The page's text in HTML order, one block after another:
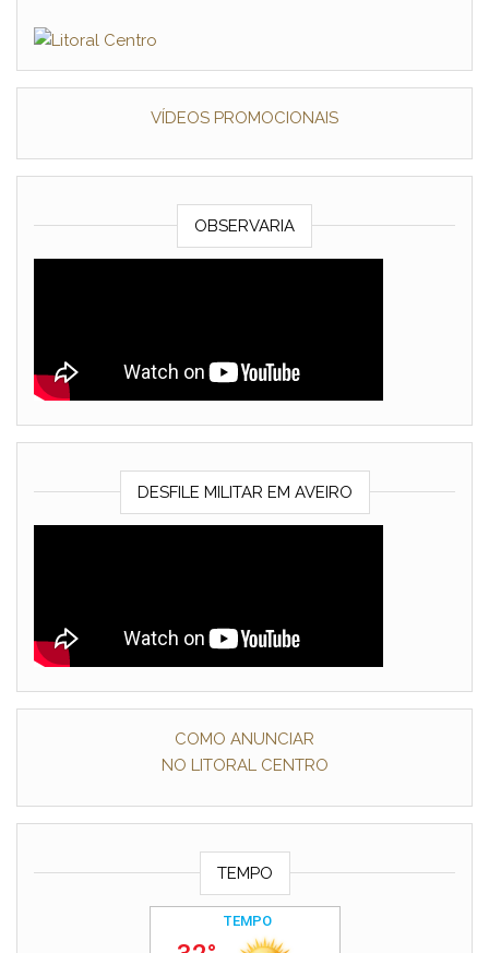
VÍDEOS PROMOCIONAIS
OBSERVARIA
DESFILE MILITAR EM AVEIRO
COMO ANUNCIAR
NO LITORAL CENTRO
TEMPO